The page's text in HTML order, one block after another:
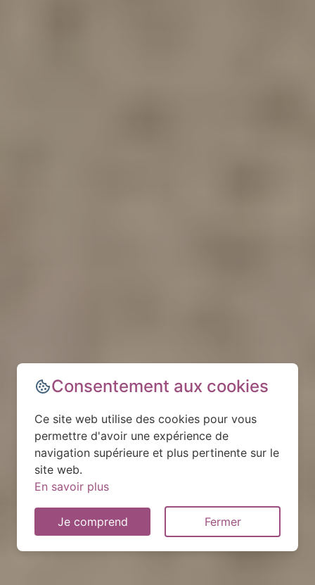
Consentement aux cookies
Ce site web utilise des cookies pour vous
permettre d'avoir une expérience de
navigation supérieure et plus pertinente sur le
site web.
En savoir plus
Je comprend Fermer